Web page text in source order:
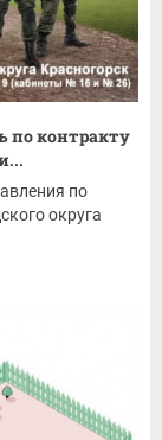
по контракту
по
округа